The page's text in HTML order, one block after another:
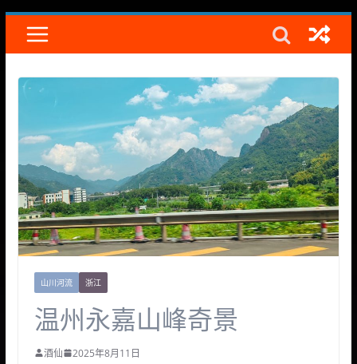
Skip
山川河流 浙江
温州永嘉山峰奇景
酒仙 2025年8月11日